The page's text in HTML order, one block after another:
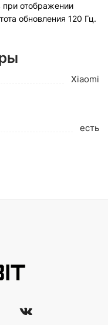
при отображении
обновления 120 Гц.
Xiaomi
есть